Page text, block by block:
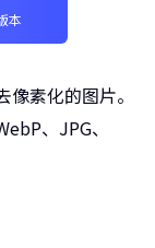
本
素化的图片。
、JPG、